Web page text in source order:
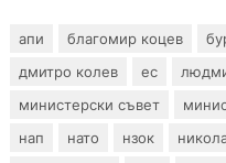
апи благомир коцев
дмитро колев
ес
министерски съвет
нап
нато нзок